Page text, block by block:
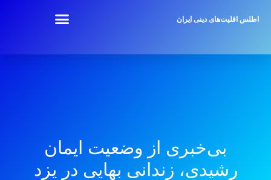
اطلس اقلیت‌های دینی ایران
بی‌خبری از وضعیت ایمان
رشیدی، زندانی بهایی در یزد